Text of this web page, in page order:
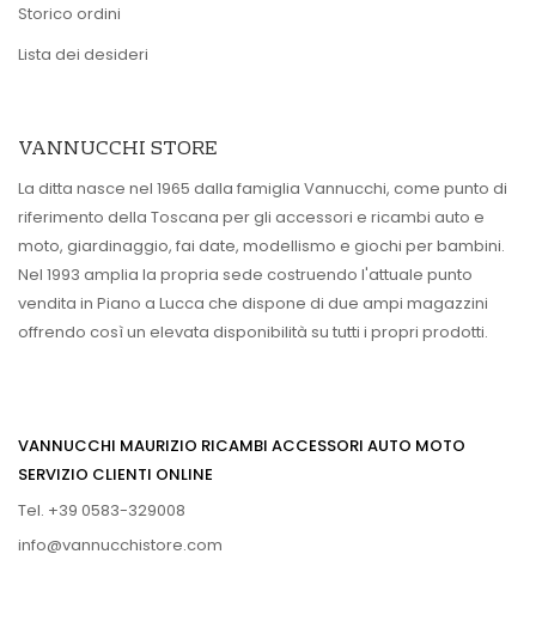
Storico ordini
Lista dei desideri
VANNUCCHI STORE
La ditta nasce nel 1965 dalla famiglia Vannucchi, come punto di
riferimento della Toscana per gli accessori e ricambi auto e
moto, giardinaggio, fai date, modellismo e giochi per bambini.
Nel 1993 amplia la propria sede costruendo l'attuale punto
vendita in Piano a Lucca che dispone di due ampi magazzini
offrendo così un elevata disponibilità su tutti i propri prodotti.
VANNUCCHI MAURIZIO RICAMBI ACCESSORI AUTO MOTO
SERVIZIO CLIENTI ONLINE
Tel. +39 0583-329008
info@vannucchistore.com